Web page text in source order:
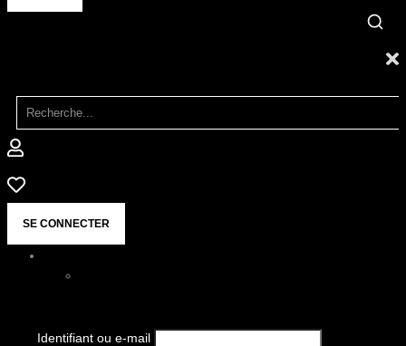
SE CONNECTER
Identifiant ou e-mail